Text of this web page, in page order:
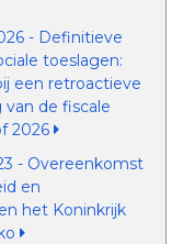
- Definitieve
toeslagen:
een retroactieve
de fiscale
2026
- Overeenkomst
en
het Koninkrijk